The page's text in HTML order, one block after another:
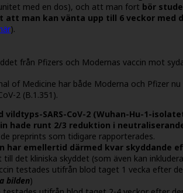
med en dos), och att man fort bör
att man kan vänta upp till 6 veckor med
).
från Pfizers och Modernas vaccin mot
of Medicine har både Moderna och Pfizer
2 (B.1.351).
vildtyps-SARS-CoV-2 (Wuhan-Hu-1-
hade runt 2/3 reduktion i
preprints som tidigare rapporterades.
har emellertid därmed kvar skyddande
det kliniska skyddet (som även kan
testades utifrån blod taget 1 vecka efter
bilden)